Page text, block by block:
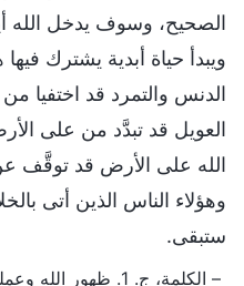
الصحيح، وسوف يدخل الله
ويبدأ حياة أبدية يشترك
الدنس والتمرد قد اختفيا
العويل قد تبدَّد من على
الله على الأرض قد توقَّف
وهؤلاء الناس الذين أتى
ستبقى.
– الكلمة، ج. 1. ظهور